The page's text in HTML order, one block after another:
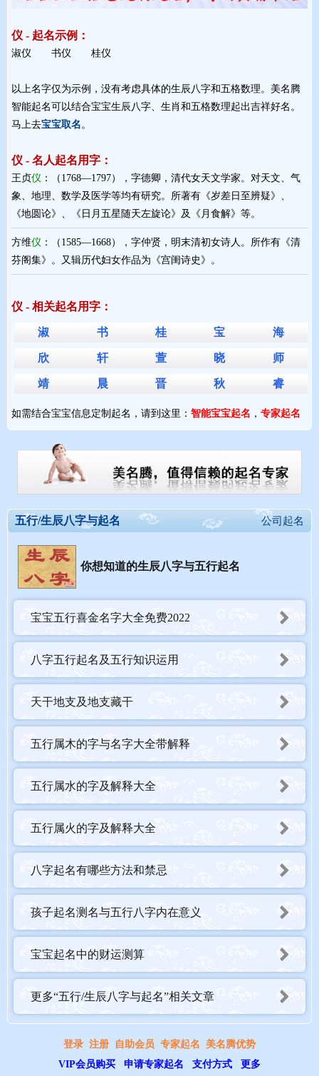
仪 - 起名示例：
淑仪 书仪 桂仪
以上名字仅为示例，没有考虑具体的生辰八字和五格数理。美名腾
智能起名可以结合宝宝生辰八字、生肖和五格数理起出吉祥好名。
马上去宝宝取名。
仪 - 名人起名用字：
王贞仪 ：（1768—1797），字德卿，清代女天文学家。对天文、气
象、地理、数学及医学等均有研究。所著有《岁差日至辨疑》、
《地圆论》、《日月五星随天左旋论》及《月食解》等。
方维仪 ：（1585—1668），字仲贤，明末清初女诗人。所作有《清
芬阁集》。又辑历代妇女作品为《宫闺诗史》。
仪 - 相关起名用字：
淑 书 桂 宝 海
欣 轩 萱 晓 师
靖 晨 晋 秋 睿
如需结合宝宝信息定制起名，请到这里： 智能宝宝起名 ， 专家起名
公司起名
五行/生辰八字与起名
你想知道的生辰八字与五行起名
宝宝五行喜金名字大全免费2022
八字五行起名及五行知识运用
天干地支及地支藏干
五行属木的字与名字大全带解释
五行属水的字及解释大全
五行属火的字及解释大全
八字起名有哪些方法和禁忌
孩子起名测名与五行八字内在意义
宝宝起名中的财运测算
更多“五行/生辰八字与起名”相关文章
登录 注册 自助会员 专家起名 美名腾优势
VIP会员购买
申请专家起名 支付方式 更多